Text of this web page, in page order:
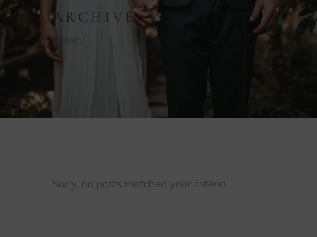
ARCHIVE
Home
Sorry, no posts matched your criteria.